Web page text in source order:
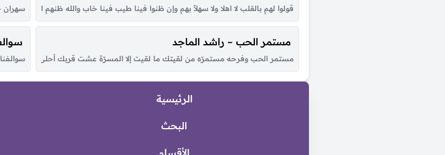
قولوا لهم بالقلب لا اهلا ولا سهلاً بهم وإن ظنوا فينا طيب فينا خاب والله ظنهم سهران
مستمر الحب – راشد الماجد
مستمر الحب وفرحه مستمرّه من لقيتك ما لقيت إلا المسرّة عشت قربك أحلى أيام
الرئيسية
البحث